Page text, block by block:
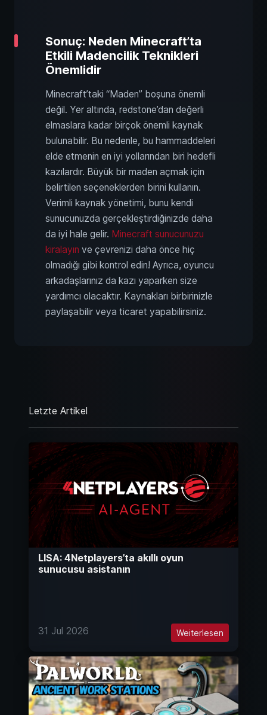
Sonuç: Neden Minecraft’ta
Etkili Madencilik Teknikleri
Önemlidir
Minecraft’taki “Maden” boşuna önemli
değil. Yer altında, redstone’dan değerli
elmaslara kadar birçok önemli kaynak
bulunabilir. Bu nedenle, bu hammaddeleri
elde etmenin en iyi yollarından biri hedefli
kazılardır. Büyük bir maden açmak için
belirtilen seçeneklerden birini kullanın.
Verimli kaynak yönetimi, bunu kendi
sunucunuzda gerçekleştirdiğinizde daha
da iyi hale gelir. Minecraft sunucunuzu
kiralayın ve çevrenizi daha önce hiç
olmadığı gibi kontrol edin! Ayrıca, oyuncu
arkadaşlarınız da kazı yaparken size
yardımcı olacaktır. Kaynakları birbirinizle
paylaşabilir veya ticaret yapabilirsiniz.
Letzte Artikel
LISA: 4Netplayers’ta akıllı oyun
sunucusu asistanın
31 Jul 2026 Weiterlesen